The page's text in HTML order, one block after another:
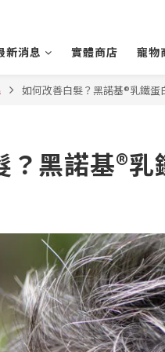
新消息 實體商店 寵物
如何改善白髮？黑諾基®乳鐵
？黑諾基®